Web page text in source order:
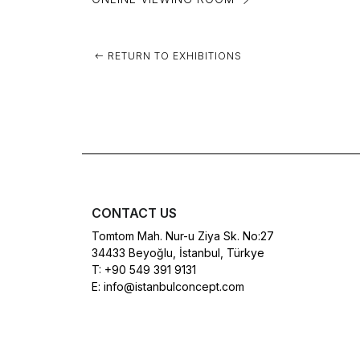
RETURN TO EXHIBITIONS
CONTACT US
Tomtom Mah. Nur-u Ziya Sk. No:27
34433 Beyoğlu, İstanbul, Türkye
T: +90 549 391 9131
E: info@istanbulconcept.com